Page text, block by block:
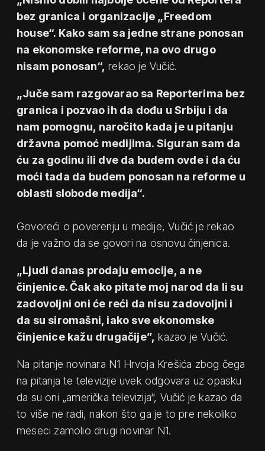
bez granica i organizacije „Freedom
house“. Kako sam sa jedne strane ponosan
na ekonomske reforme, na ovo drugo
nisam ponosan“, rekao je Vučić.
„Juče sam razgovarao sa Reporterima bez
granica i pozvao ih da dođu u Srbiju i da
nam pomognu, naročito kada je u pitanju
državna pomoć medijima. Siguran sam da
ću za godinu ili dve da budem ovde i da ću
moći tada da budem ponosan na reforme u
oblasti slobode medija“.
Govoreći o poverenju u medije, Vučić je rekao
da je važno da se govori na osnovu činjenica.
„Ljudi danas prodaju emocije, a ne
činjenice. Čak ako pitate moj narod da li su
zadovoljni oni će reći da nisu zadovoljni i
da su siromašni, iako sve ekonomske
činjenice kažu drugačije”, kazao je Vučić.
Na pitanje novinara N1 Hrvoja Krešića zbog čega
na pitanja te televizije uvek odgovara uz opasku
da su oni „američka televizija“, Vučić je kazao da
to više ne radi, nakon što ga je to pre nekoliko
meseci zamolio drugi novinar N1.